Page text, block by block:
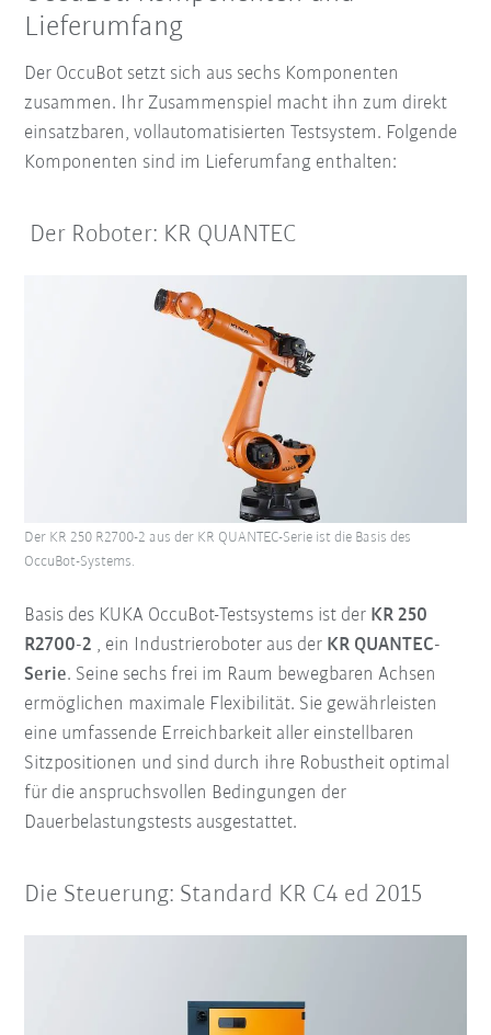
Lieferumfang
Der OccuBot setzt sich aus sechs Komponenten
zusammen. Ihr Zusammenspiel macht ihn zum direkt
einsatzbaren, vollautomatisierten Testsystem. Folgende
Komponenten sind im Lieferumfang enthalten:
Der Roboter: KR QUANTEC
Basis des KUKA OccuBot-Testsystems ist der KR 250
R2700-2 , ein Industrieroboter aus der KR QUANTEC-
Serie. Seine sechs frei im Raum bewegbaren Achsen
ermöglichen maximale Flexibilität. Sie gewährleisten
eine umfassende Erreichbarkeit aller einstellbaren
Sitzpositionen und sind durch ihre Robustheit optimal
für die anspruchsvollen Bedingungen der
Dauerbelastungstests ausgestattet.
Der KR 250 R2700-2 aus der KR QUANTEC-Serie ist die Basis des
OccuBot-Systems.
Die Steuerung: Standard KR C4 ed 2015